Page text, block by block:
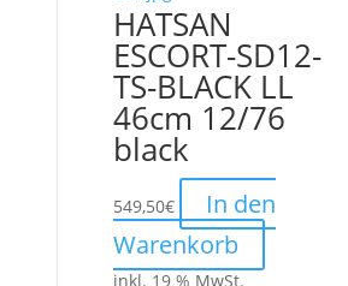
HATSAN
ESCORT-SD12-
TS-BLACK LL
46cm 12/76
black
549,50€
In den
Warenkorb
inkl. 19 % MwSt.